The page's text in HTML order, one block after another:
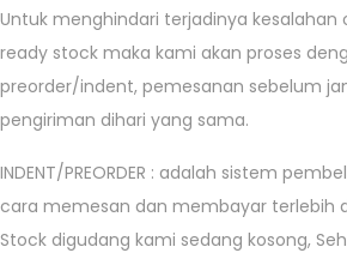
Untuk menghindari terjadinya kesalahan
ready stock maka kami akan proses
preorder/indent, pemesanan sebelum
pengiriman dihari yang sama.
INDENT/PREORDER : adalah sistem
cara memesan dan membayar terlebih
Stock digudang kami sedang kosong,